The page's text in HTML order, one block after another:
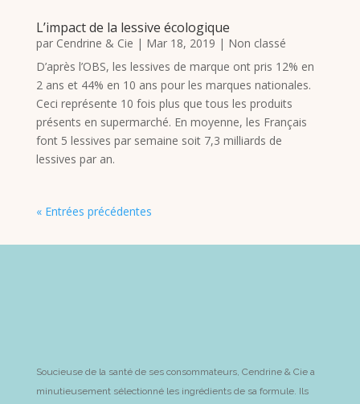
L’impact de la lessive écologique
par Cendrine & Cie | Mar 18, 2019 | Non classé
D’après l’OBS, les lessives de marque ont pris 12% en
2 ans et 44% en 10 ans pour les marques nationales.
Ceci représente 10 fois plus que tous les produits
présents en supermarché. En moyenne, les Français
font 5 lessives par semaine soit 7,3 milliards de
lessives par an.
« Entrées précédentes
Soucieuse de la santé de ses consommateurs, Cendrine & Cie a
minutieusement sélectionné les ingrédients de sa formule. Ils